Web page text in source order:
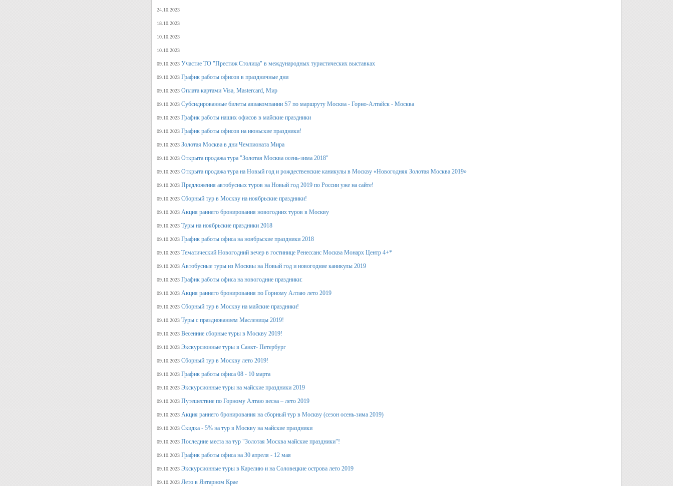
24.10.2023
18.10.2023
10.10.2023
10.10.2023
09.10.2023 Участие ТО "Престиж Столица" в международных туристических выставках
09.10.2023 График работы офисов в праздничные дни
09.10.2023 Оплата картами Visa, Mastercard, Мир
09.10.2023 Субсидированные билеты авиакомпании S7 по маршруту Москва - Горно-Алтайск - Москва
09.10.2023 График работы наших офисов в майские праздники
09.10.2023 График работы офисов на июньские праздники!
09.10.2023 Золотая Москва в дни Чемпионата Мира
09.10.2023 Открыта продажа тура "Золотая Москва осень-зима 2018"
09.10.2023 Открыта продажа тура на Новый год и рождественские каникулы в Москву «Новогодняя Золотая Москва 2019»
09.10.2023 Предложения автобусных туров на Новый год 2019 по России уже на сайте!
09.10.2023 Сборный тур в Москву на ноябрьские праздники!
09.10.2023 Акция раннего бронирования новогодних туров в Москву
09.10.2023 Туры на ноябрьские праздники 2018
09.10.2023 График работы офиса на ноябрьские праздники 2018
09.10.2023 Тематический Новогодний вечер в гостинице Ренессанс Москва Монарх Центр 4+*
09.10.2023 Автобусные туры из Москвы на Новый год и новогодние каникулы 2019
09.10.2023 График работы офиса на новогодние праздники:
09.10.2023 Акция раннего бронирования по Горному Алтаю лето 2019
09.10.2023 Сборный тур в Москву на майские праздники!
09.10.2023 Туры с празднованием Масленицы 2019!
09.10.2023 Весенние сборные туры в Москву 2019!
09.10.2023 Экскурсионные туры в Санкт- Петербург
09.10.2023 Сборный тур в Москву лето 2019!
09.10.2023 График работы офиса 08 - 10 марта
09.10.2023 Экскурсионные туры на майские праздники 2019
09.10.2023 Путешествие по Горному Алтаю весна – лето 2019
09.10.2023 Акция раннего бронирования на сборный тур в Москву (сезон осень-зима 2019)
09.10.2023 Скидка - 5% на тур в Москву на майские праздники
09.10.2023 Последние места на тур "Золотая Москва майские праздники"!
09.10.2023 График работы офиса на 30 апреля - 12 мая
09.10.2023 Экскурсионные туры в Карелию и на Соловецкие острова лето 2019
09.10.2023 Лето в Янтарном Крае